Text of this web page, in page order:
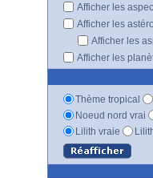
Afficher les
Afficher les
Afficher les
Afficher les
Thème tropical
Noeud nord vrai
Lilith vraie